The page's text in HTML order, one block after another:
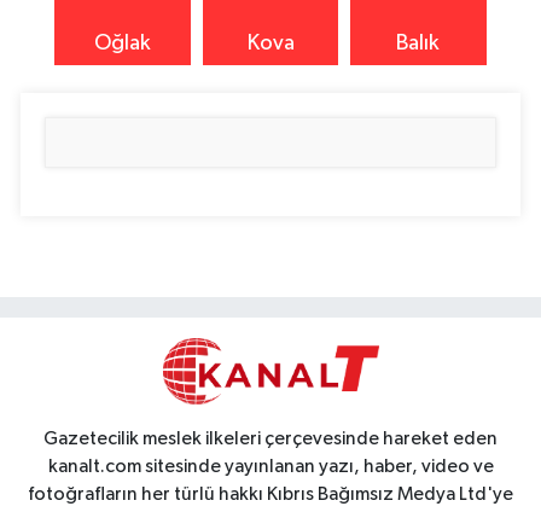
Oğlak Kova Balık
Gazetecilik meslek ilkeleri çerçevesinde hareket eden
kanalt.com sitesinde yayınlanan yazı, haber, video ve
fotoğrafların her türlü hakkı Kıbrıs Bağımsız Medya Ltd'ye